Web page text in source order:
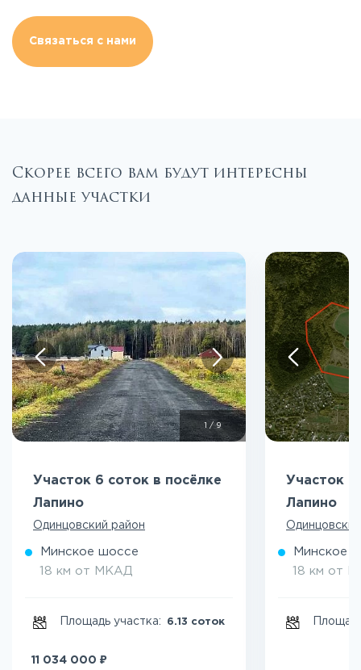
Связаться с нами
Скорее всего вам будут интересны
данные участки
/9
Участок 6 соток в посёлке
Лапино
Одинцовский район
Минское шоссе
18 км от МКАД
Площадь участка: 6.13 соток
11 034 000 ₽
Участок 8
Лапино
Минское
18 км от